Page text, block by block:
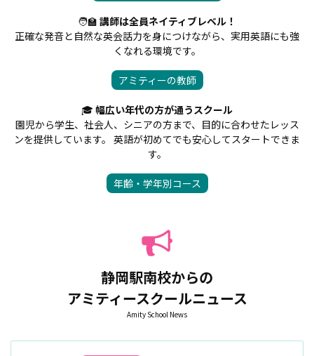
🧑‍🏫 講師は全員ネイティブレベル！
正確な発音と自然な英会話力を身につけながら、実用英語にも強
くなれる環境です。
アミティーの教師
🎓 幅広い年代の方が通うスクール
園児から学生、社会人、シニアの方まで、目的に合わせたレッス
ンを提供しています。 英語が初めてでも安心してスタートできま
す。
年齢・学年別コース
静岡駅南校からの
アミティースクールニュース
Amity School News